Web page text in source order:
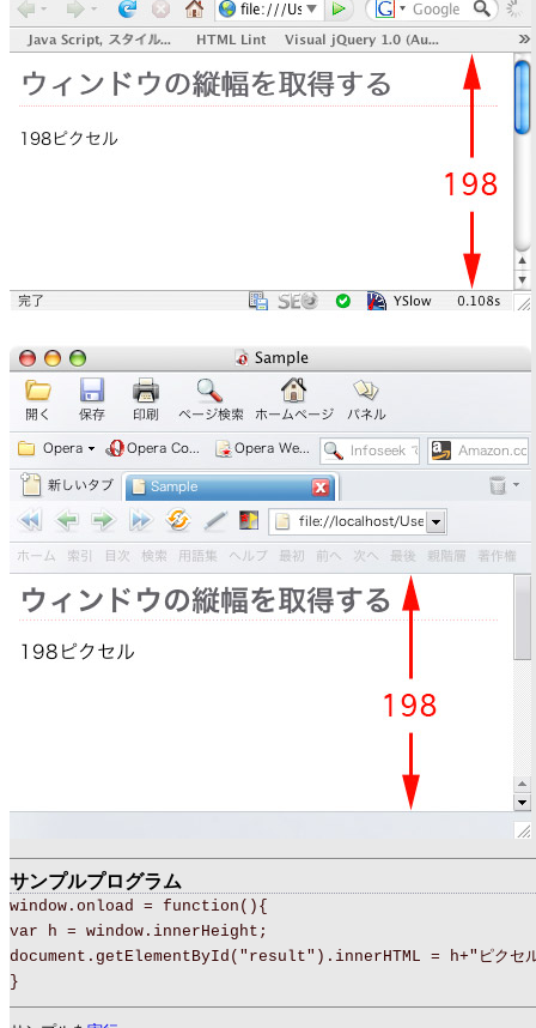
サンプルプログラム
window.onload = function(){
var h = window.innerHeight;
document.getElementById("result").innerHTML = h+"ピクセ
}